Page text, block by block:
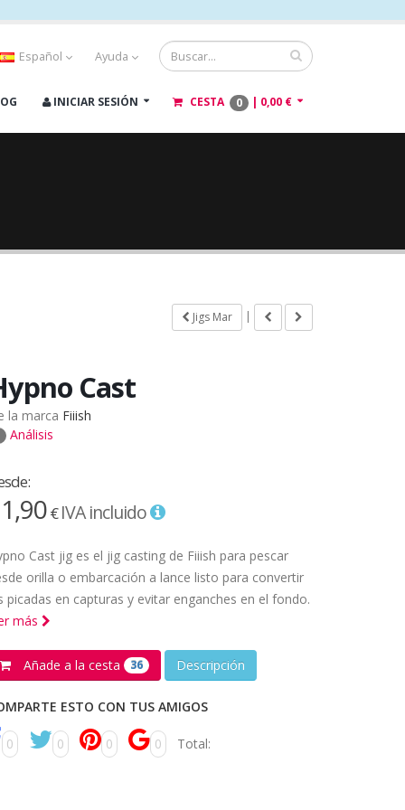
Español Ayuda
INICIAR SESIÓN CESTA 0 | 0,00 €
Jigs Mar |
Cast
la marca Fiiish
Análisis
€IVA incluido
Cast jig es el jig casting de Fiiish para pescar
orilla o embarcación a lance listo para convertir
picadas en capturas y evitar enganches en el fondo.
más
Añade a la cesta 36 Descripción
ESTO CON TUS AMIGOS
0 0 0 0 Total: